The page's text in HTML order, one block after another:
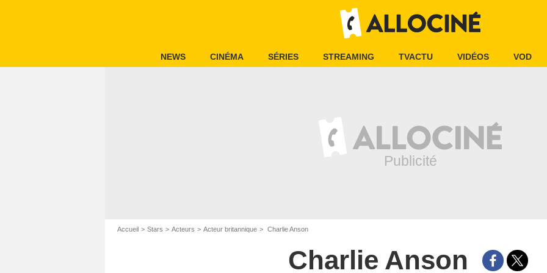
NEWS CINÉMA SÉRIES STREAMING TVACTU VIDÉOS VOD
Accueil Stars Acteurs Acteur britannique Charlie Anson
Charlie Anson